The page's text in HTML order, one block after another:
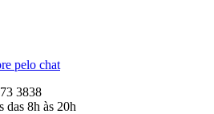
pelo chat
3838
das 8h às 20h